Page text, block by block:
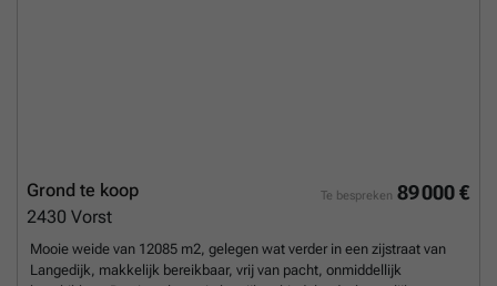
Te bespreken 89 000 €
Grond te koop
2430 Vorst
Mooie weide van 12085 m2, gelegen wat verder in een zijstraat van
Langedijk, makkelijk bereikbaar, vrij van pacht, onmiddellijk